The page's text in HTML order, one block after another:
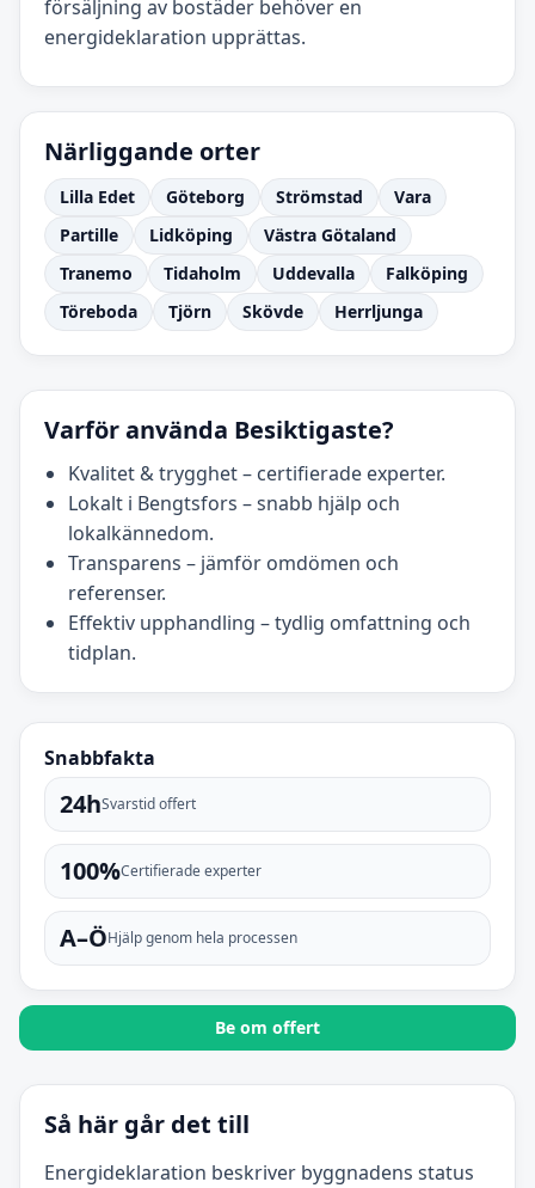
försäljning av bostäder behöver en
energideklaration upprättas.
Närliggande orter
Lilla Edet Göteborg Strömstad
Vara
Partille
Lidköping
Västra Götaland
Tranemo
Tidaholm Uddevalla
Falköping
Töreboda
Tjörn Skövde Herrljunga
Varför använda Besiktigaste?
Kvalitet & trygghet – certifierade experter.
Lokalt i Bengtsfors – snabb hjälp och
lokalkännedom.
Transparens – jämför omdömen och
referenser.
Effektiv upphandling – tydlig omfattning och
tidplan.
Snabbfakta
24hSvarstid offert
100%Certifierade experter
A–ÖHjälp genom hela processen
Be om offert
Så här går det till
Energideklaration beskriver byggnadens status